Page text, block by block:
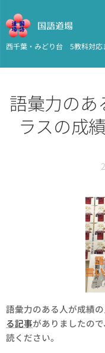
国語道場
西千葉・みどり台 5教科対応
語彙力のあ
ラスの成
語彙力のある人が成績の
る記事がありましたの
読ください。